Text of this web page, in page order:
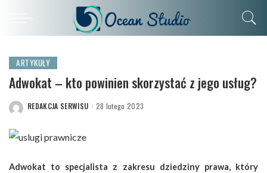
ARTYKUŁY
Adwokat – kto powinien skorzystać z jego usług?
POSTED
REDAKCJA SERWISU 28 lutego 2023
Adwokat to specjalista z zakresu dziedziny prawa, który